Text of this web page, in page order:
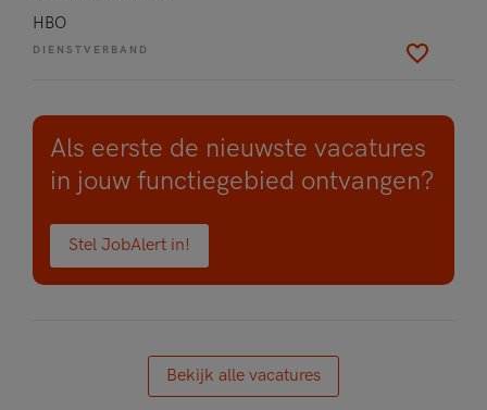
HBO
DIENSTVERBAND
Als eerste de nieuwste vacatures
in jouw functiegebied ontvangen?
Stel JobAlert in!
Bekijk alle vacatures